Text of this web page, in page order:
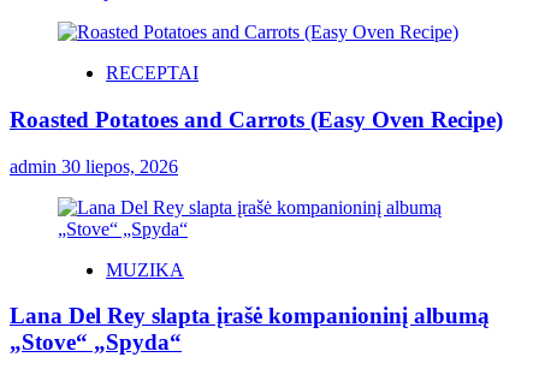
RECEPTAI
Roasted Potatoes and Carrots (Easy Oven Recipe)
admin 30 liepos, 2026
MUZIKA
Lana Del Rey slapta įrašė kompanioninį albumą
„Stove“ „Spyda“